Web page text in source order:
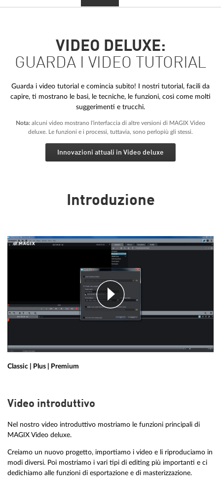
VIDEO DELUXE:
GUARDA I VIDEO TUTORIAL
Guarda i video tutorial e comincia subito! I nostri tutorial, facili da
capire, ti mostrano le basi, le tecniche, le funzioni, così come molti
suggerimenti e trucchi.
Nota: alcuni video mostrano l'interfaccia di altre versioni di MAGIX Video
deluxe. Le funzioni e i processi, tuttavia, sono perlopiù gli stessi.
Innovazioni attuali in Video deluxe
Introduzione
Classic | Plus | Premium
Video introduttivo
Nel nostro video introduttivo mostriamo le funzioni principali di
MAGIX Video deluxe.
Creiamo un nuovo progetto, importiamo i video e li riproduciamo in
modi diversi. Poi mostriamo i vari tipi di editing più importanti e ci
dedichiamo alle funzioni di esportazione e di masterizzazione.